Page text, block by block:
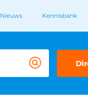
Nieuws Kennisbank